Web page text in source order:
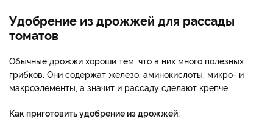
Удобрение из дрожжей для рассады
томатов
Обычные дрожжи хороши тем, что в них много полезных
грибков. Они содержат железо, аминокислоты, микро- и
макроэлементы, а значит и рассаду сделают крепче.
Как приготовить удобрение из дрожжей: